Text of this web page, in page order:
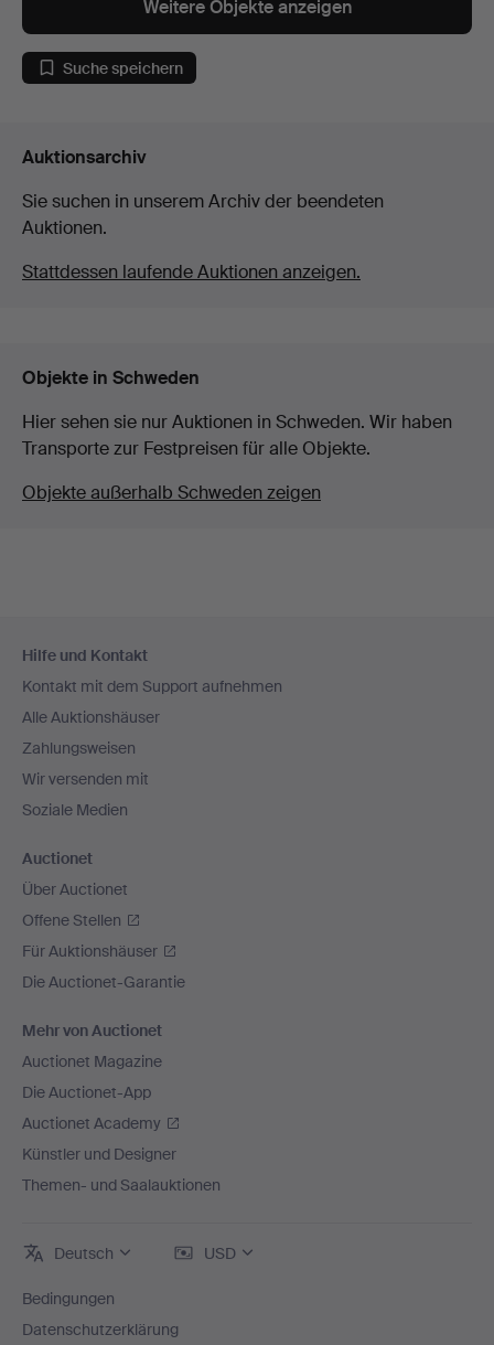
Weitere Objekte anzeigen
Suche speichern
Auktionsarchiv
Sie suchen in unserem Archiv der beendeten
Auktionen.
Stattdessen laufende Auktionen anzeigen.
Objekte in Schweden
Hier sehen sie nur Auktionen in Schweden. Wir haben
Transporte zur Festpreisen für alle Objekte.
Objekte außerhalb Schweden zeigen
Navigation
Hilfe und Kontakt
Kontakt mit dem Support aufnehmen
Alle Auktionshäuser
Zahlungsweisen
Wir versenden mit
Soziale Medien
Auctionet
Über Auctionet
Offene Stellen
Für Auktionshäuser
Die Auctionet-Garantie
Mehr von Auctionet
Auctionet Magazine
Die Auctionet-App
Auctionet Academy
Künstler und Designer
Themen- und Saalauktionen
Deutsch USD
Bedingungen
Datenschutzerklärung